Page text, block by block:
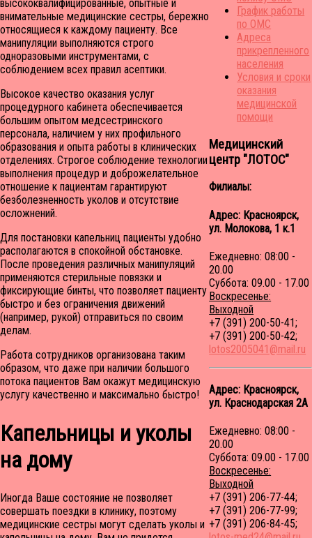
высококвалифицированные, опытные и
внимательные медицинские сестры, бережно
относящиеся к каждому пациенту. Все
манипуляции выполняются строго
одноразовыми инструментами, с
соблюдением всех правил асептики.
Высокое качество оказания услуг
процедурного кабинета обеспечивается
большим опытом медсестринского
персонала, наличием у них профильного
образования и опыта работы в клинических
отделениях. Строгое соблюдение технологии
выполнения процедур и доброжелательное
отношение к пациентам гарантируют
безболезненность уколов и отсутствие
осложнений.
Для постановки капельниц пациенты удобно
располагаются в спокойной обстановке.
После проведения различных манипуляций
применяются стерильные повязки и
фиксирующие бинты, что позволяет пациенту
быстро и без ограничения движений
(например, рукой) отправиться по своим
делам.
Работа сотрудников организована таким
образом, что даже при наличии большого
потока пациентов Вам окажут медицинскую
услугу качественно и максимально быстро!
Капельницы и уколы
на дому
Иногда Ваше состояние не позволяет
совершать поездки в клинику, поэтому
медицинские сестры могут сделать уколы и
График работы
по ОМС
Адреса
прикрепленного
населения
Условия и сроки
оказания
медицинской
помощи
Медицинский
центр "ЛОТОС"
Филиалы:
Адрес: Красноярск,
ул. Молокова, 1 к.1
Ежедневно: 08:00 -
20.00
Суббота: 09.00 - 17.00
Воскресенье:
Выходной
+7 (391) 200-50-41;
+7 (391) 200-50-42;
lotos2005041@mail.ru
Адрес: Красноярск,
ул. Краснодарская 2A
Ежедневно: 08:00 -
20.00
Суббота: 09.00 - 17.00
Воскресенье:
Выходной
+7 (391) 206-77-44;
+7 (391) 206-77-99;
+7 (391) 206-84-45;